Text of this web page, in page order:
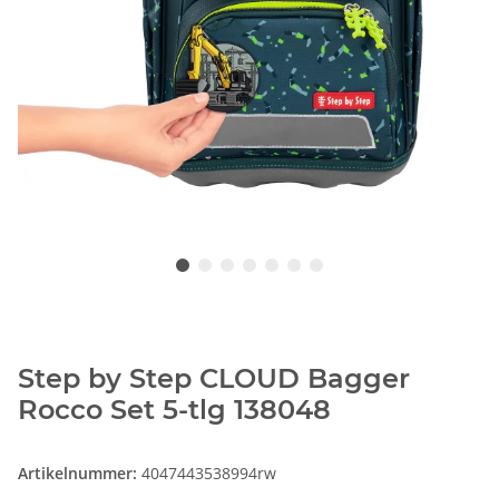
Step by Step CLOUD Bagger
Rocco Set 5-tlg 138048
Artikelnummer: 4047443538994rw